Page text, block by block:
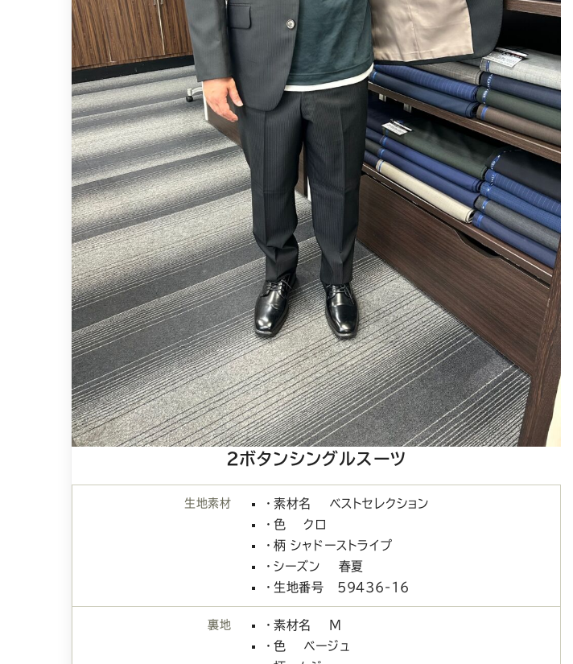
2ボタンシングルスーツ
生地素材
・素材名 ベストセレクション
・色 クロ
・柄 シャドーストライプ
・シーズン 春夏
・生地番号 59436-16
裏地
・素材名 Ｍ
・色 ベージュ